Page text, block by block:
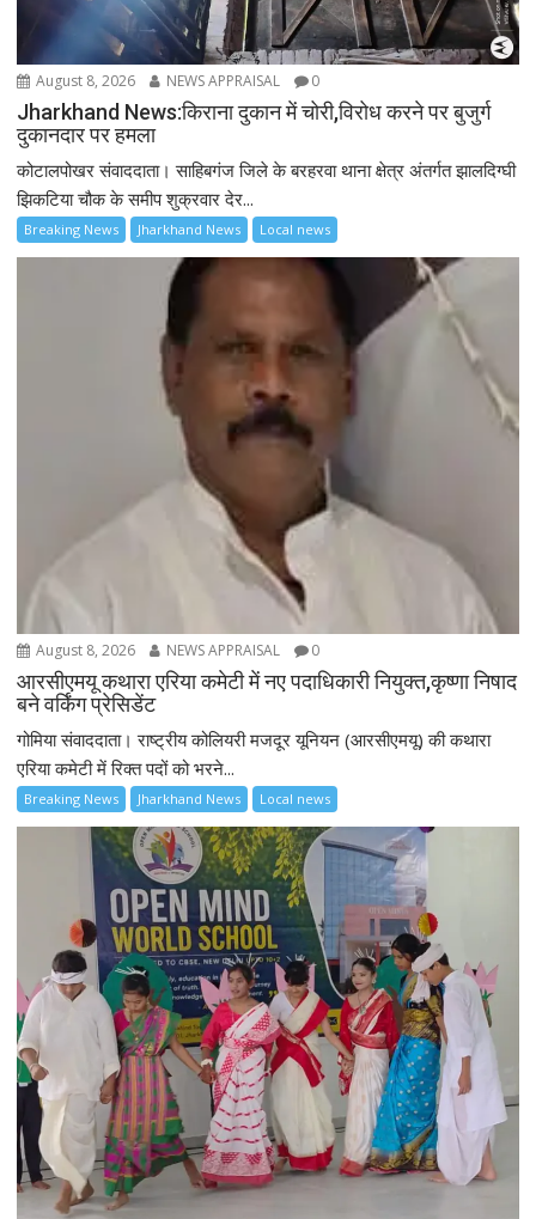
August 8, 2026 NEWS APPRAISAL 0
Jharkhand News:किराना दुकान में चोरी,विरोध करने पर बुजुर्ग
दुकानदार पर हमला
कोटालपोखर संवाददाता। साहिबगंज जिले के बरहरवा थाना क्षेत्र अंतर्गत झालदिग्घी
झिकटिया चौक के समीप शुक्रवार देर...
Breaking News Jharkhand News Local news
August 8, 2026 NEWS APPRAISAL 0
आरसीएमयू कथारा एरिया कमेटी में नए पदाधिकारी नियुक्त,कृष्णा निषाद
बने वर्किंग प्रेसिडेंट
गोमिया संवाददाता। राष्ट्रीय कोलियरी मजदूर यूनियन (आरसीएमयू) की कथारा
एरिया कमेटी में रिक्त पदों को भरने...
Breaking News Jharkhand News Local news